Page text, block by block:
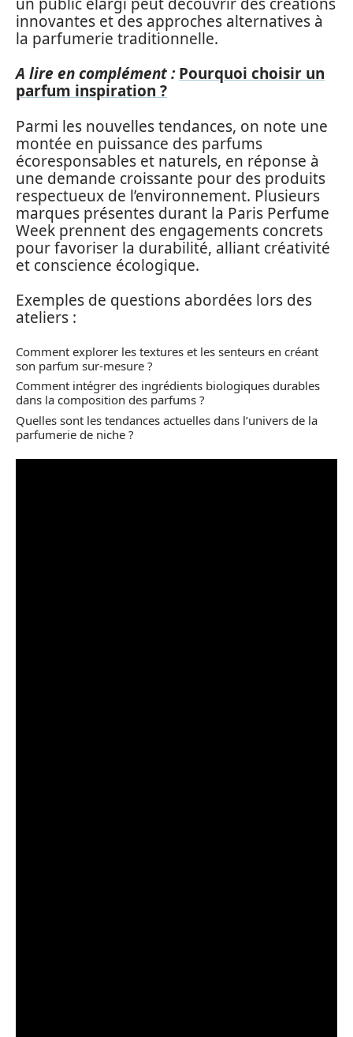
innovantes et des approches alternatives à
la parfumerie traditionnelle.
A lire en complément : Pourquoi choisir un
parfum inspiration ?
Parmi les nouvelles tendances, on note une
montée en puissance des parfums
écoresponsables et naturels, en réponse à
une demande croissante pour des produits
respectueux de l’environnement. Plusieurs
marques présentes durant la Paris Perfume
Week prennent des engagements concrets
pour favoriser la durabilité, alliant créativité
et conscience écologique.
Exemples de questions abordées lors des
ateliers :
Comment explorer les textures et les senteurs en créant
son parfum sur-mesure ?
Comment intégrer des ingrédients biologiques durables
dans la composition des parfums ?
Quelles sont les tendances actuelles dans l’univers de la
parfumerie de niche ?